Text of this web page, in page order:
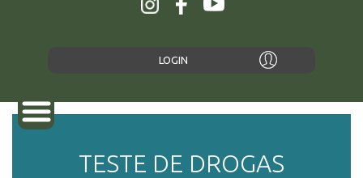
LOGIN
TESTE DE DROGAS